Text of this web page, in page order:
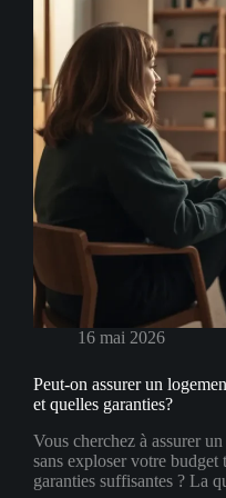
face
sinistres
16 mai 2026
Peut-on assurer un
et quelles garanties?
Vous cherchez à assurer
sans exploser votre budget
garanties suffisantes ? La